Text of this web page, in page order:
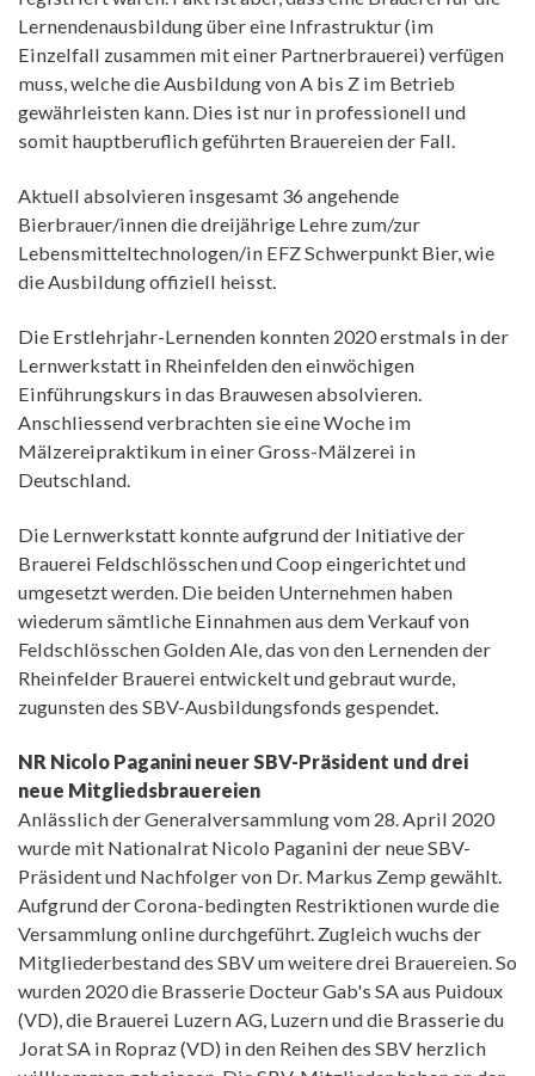
Lernendenausbildung über eine Infrastruktur (im
Einzelfall zusammen mit einer Partnerbrauerei) verfügen
muss, welche die Ausbildung von A bis Z im Betrieb
gewährleisten kann. Dies ist nur in professionell und
somit hauptberuflich geführten Brauereien der Fall.
Aktuell absolvieren insgesamt 36 angehende
Bierbrauer/innen die dreijährige Lehre zum/zur
Lebensmitteltechnologen/in EFZ Schwerpunkt Bier, wie
die Ausbildung offiziell heisst.
Die Erstlehrjahr-Lernenden konnten 2020 erstmals in der
Lernwerkstatt in Rheinfelden den einwöchigen
Einführungskurs in das Brauwesen absolvieren.
Anschliessend verbrachten sie eine Woche im
Mälzereipraktikum in einer Gross-Mälzerei in
Deutschland.
Die Lernwerkstatt konnte aufgrund der Initiative der
Brauerei Feldschlösschen und Coop eingerichtet und
umgesetzt werden. Die beiden Unternehmen haben
wiederum sämtliche Einnahmen aus dem Verkauf von
Feldschlösschen Golden Ale, das von den Lernenden der
Rheinfelder Brauerei entwickelt und gebraut wurde,
zugunsten des SBV-Ausbildungsfonds gespendet.
NR Nicolo Paganini neuer SBV-Präsident und drei
neue Mitgliedsbrauereien
Anlässlich der Generalversammlung vom 28. April 2020
wurde mit Nationalrat Nicolo Paganini der neue SBV-
Präsident und Nachfolger von Dr. Markus Zemp gewählt.
Aufgrund der Corona-bedingten Restriktionen wurde die
Versammlung online durchgeführt. Zugleich wuchs der
Mitgliederbestand des SBV um weitere drei Brauereien. So
wurden 2020 die Brasserie Docteur Gab's SA aus Puidoux
(VD), die Brauerei Luzern AG, Luzern und die Brasserie du
Jorat SA in Ropraz (VD) in den Reihen des SBV herzlich